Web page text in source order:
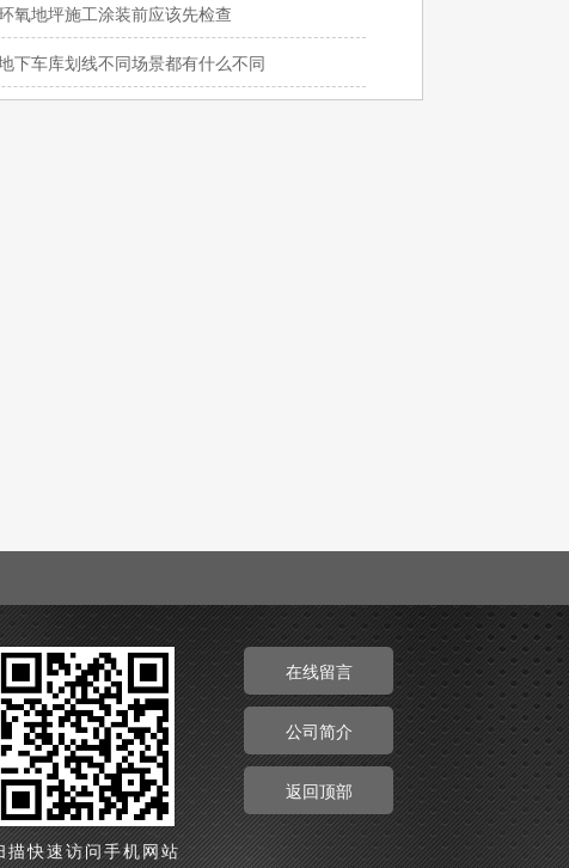
氧地坪施工涂装前应该先检查
下车库划线不同场景都有什么不同
描快速访问手机网站
在线留言
公司简介
返回顶部